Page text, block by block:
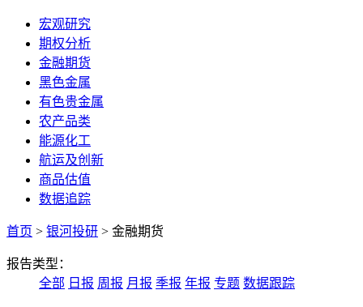
宏观研究
期权分析
金融期货
黑色金属
有色贵金属
农产品类
能源化工
航运及创新
商品估值
数据追踪
首页 > 银河投研 > 金融期货
报告类型：
全部 日报 周报 月报 季报 年报 专题 数据跟踪